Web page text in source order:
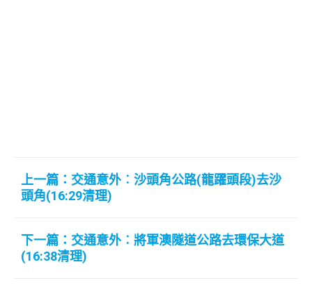
上一篇：交通意外︰沙頭角公路(龍躍頭段)去沙
頭角(16:29清理)
下一篇：交通意外︰將軍澳隧道公路去環保大道
(16:38清理)